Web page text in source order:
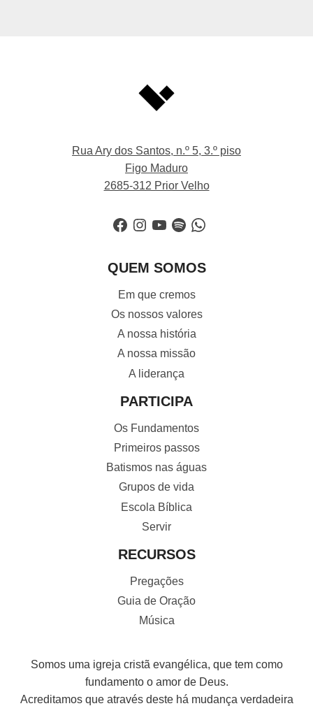
Rua Ary dos Santos, n.º 5, 3.º piso
Figo Maduro
2685-312 Prior Velho
Facebook
Instagram
YouTube
SpotifyWhatsApp
QUEM SOMOS
Em que cremos
Os nossos valores
A nossa história
A nossa missão
A liderança
PARTICIPA
Os Fundamentos
Primeiros passos
Batismos nas águas
Grupos de vida
Escola Bíblica
Servir
RECURSOS
Pregações
Guia de Oração
Música
Somos uma igreja cristã evangélica, que tem como
fundamento o amor de Deus.
Acreditamos que através deste há mudança verdadeira